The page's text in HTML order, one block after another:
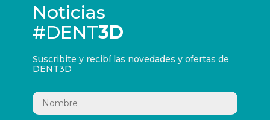
Noticias
#DENT3D
Suscribite y recibí las novedades y ofertas de
DENT3D